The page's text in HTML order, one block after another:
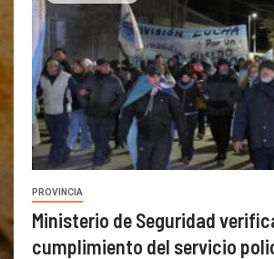
PROVINCIA
Ministerio de Seguridad
cumplimiento del servicio